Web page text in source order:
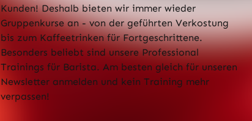
Kunden!Deshalb bieten wir immer wieder
Gruppenkurse an - von der geführten Verkostung
bis zum Kaffeetrinken für Fortgeschrittene.
Besonders beliebt sind unsere Professional
Trainings für Barista. Am besten gleich für unseren
Newsletter anmelden und kein Training mehr
verpassen!